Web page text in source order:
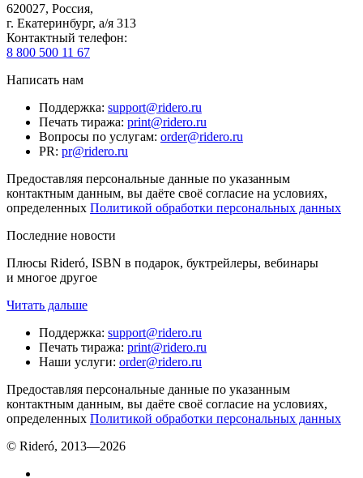
620027, Россия,
г. Екатеринбург, а/я 313
Контактный телефон:
8 800 500 11 67
Написать нам
Поддержка: support@ridero.ru
Печать тиража: print@ridero.ru
Вопросы по услугам: order@ridero.ru
PR: pr@ridero.ru
Предоставляя персональные данные по указанным
контактным данным, вы даёте своё согласие на условиях,
определенных Политикой обработки персональных данных
Последние новости
Плюсы Rideró, ISBN в подарок, буктрейлеры, вебинары
и многое другое
Читать дальше
Поддержка: support@ridero.ru
Печать тиража: print@ridero.ru
Наши услуги: order@ridero.ru
Предоставляя персональные данные по указанным
контактным данным, вы даёте своё согласие на условиях,
определенных Политикой обработки персональных данных
© Rideró, 2013—2026